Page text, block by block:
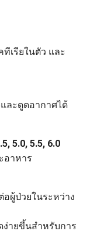
เรียในตัว และ
ละดูดอากาศได้
5.0, 5.5, 6.0
อาหาร
ผู้ป่วยในระหว่าง
ายขึ้นสําหรับการ